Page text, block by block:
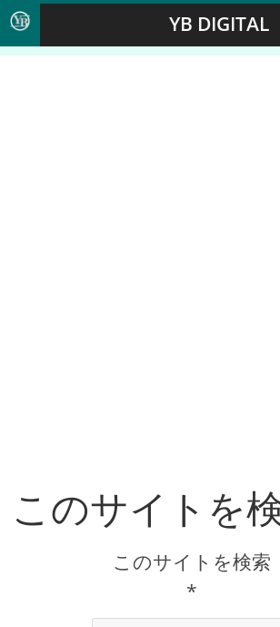
YB DIGITAL
このサイトを
このサイトを検索
*